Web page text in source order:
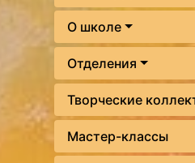
О школе
Отделения
Творческие
Мастер-классы